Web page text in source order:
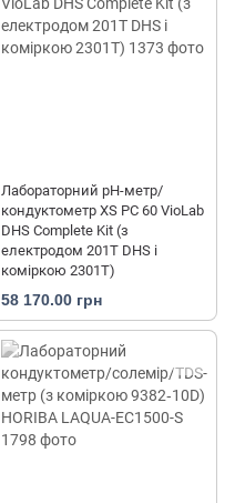
Лабораторний pH-метр/
кондуктометр XS PC 60 VioLab
DHS Complete Kit (з
електродом 201T DHS і
коміркою 2301T)
58 170.00 грн